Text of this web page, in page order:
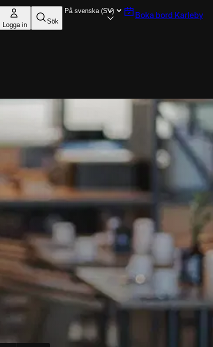
Logga in Sök
Boka bord Karleby